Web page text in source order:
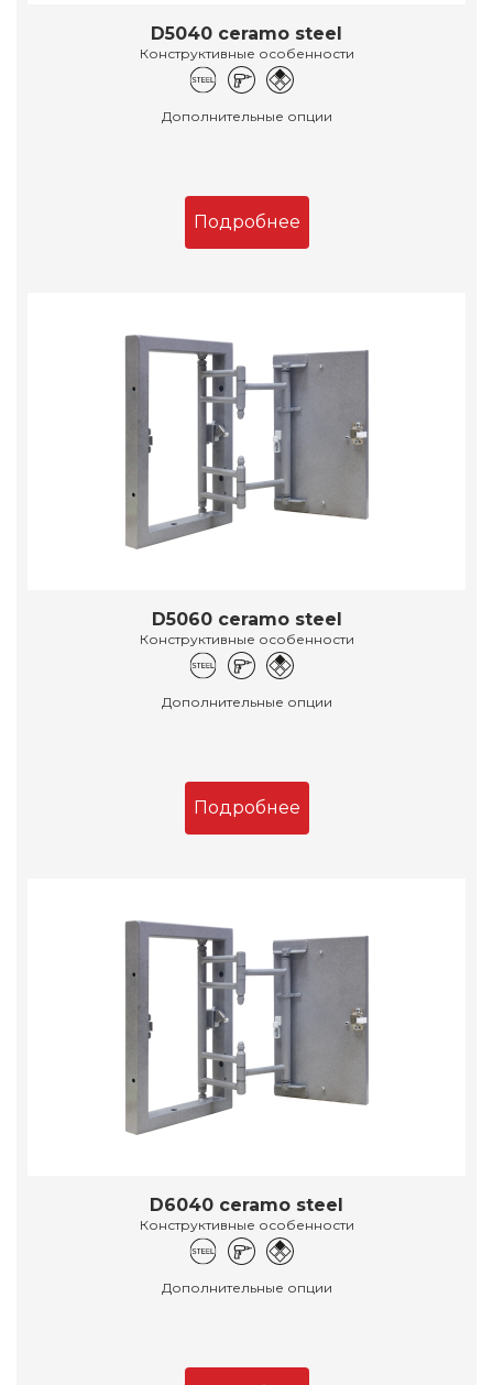
D5040 ceramo steel
Конструктивные особенности
Дополнительные опции
Подробнее
D5060 ceramo steel
Конструктивные особенности
Дополнительные опции
Подробнее
D6040 ceramo steel
Конструктивные особенности
Дополнительные опции